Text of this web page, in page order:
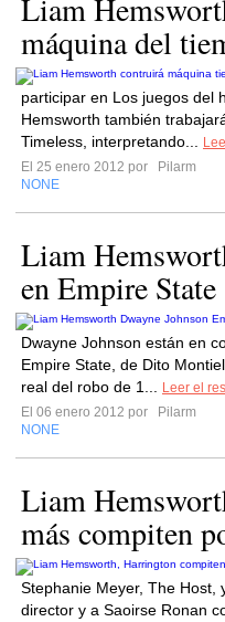
Liam
máquina del
participar en Los juegos del
Hemsworth también
Timeless, interpretando...
El 25 enero 2012 por
Pilarm
NONE
Liam
en Empire State
Dwayne Johnson están en
Empire State, de Dito
real del robo de 1...
Leer el
El 06 enero 2012 por
Pilarm
NONE
Liam
más compiten
Stephanie Meyer, The Host,
director y a Saoirse Ronan